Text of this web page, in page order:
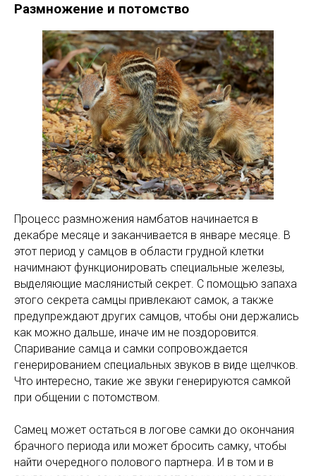
Размножение и потомство
Процесс размножения намбатов начинается в
декабре месяце и заканчивается в январе месяце. В
этот период у самцов в области грудной клетки
начимнают функционировать специальные железы,
выделяющие маслянистый секрет. С помощью запаха
этого секрета самцы привлекают самок, а также
предупреждают других самцов, чтобы они держались
как можно дальше, иначе им не поздоровится.
Спаривание самца и самки сопровождается
генерированием специальных звуков в виде щелчков.
Что интересно, такие же звуки генерируются самкой
при общении с потомством.
Самец может остаться в логове самки до окончания
брачного периода или может бросить самку, чтобы
найти очередного полового партнера. И в том и в